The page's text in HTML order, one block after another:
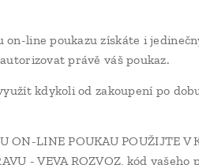
on-line poukazu získáte i
právě váš poukaz.
kdykoli od zakoupení po
ON-LINE POUKAU POUŽIJTE V
- VEVA ROZVOZ, kód vašeho